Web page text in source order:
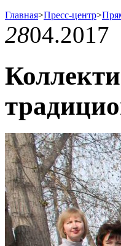
Главная>Пресс-центр>
2804.2017